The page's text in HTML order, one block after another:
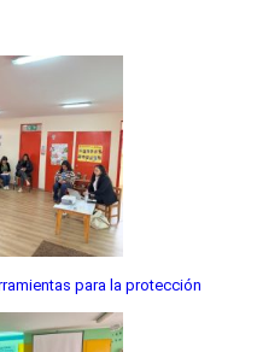
para la protección